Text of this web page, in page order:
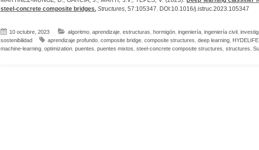
steel-concrete composite bridges. Structures, 57:105347. DOI:10.1016/j.istruc.2023.105347
10 octubre, 2023 algoritmo, aprendizaje, estructuras hormigón, ingeniería, ingeniería civil
sostenibilidad
aprendizaje profundo, composite bridge, composite structures deep learning, HYDELIFE,
machine-learning, optimization, puentes puentes mixtos steel-concrete composite structures structures